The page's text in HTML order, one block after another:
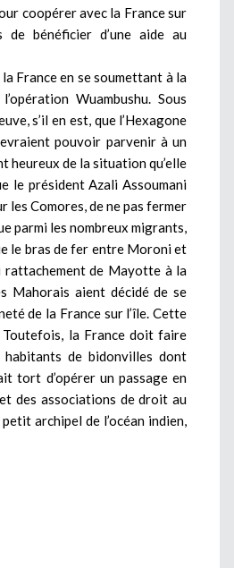
coopérer avec la France sur
de bénéficier d’une aide au
France en se soumettant à la
Wuambushu. Sous
s’il en est, que l’Hexagone
pouvoir parvenir à un
heureux de la situation qu’elle
le président Azali Assoumani
les Comores, de ne pas fermer
parmi les nombreux migrants,
le bras de fer entre Moroni et
de Mayotte à la
Mahorais aient décidé de se
de la France sur l’île. Cette
la France doit faire
habitants de bidonvilles dont
tort d’opérer un passage en
des associations de droit au
archipel de l’océan indien,